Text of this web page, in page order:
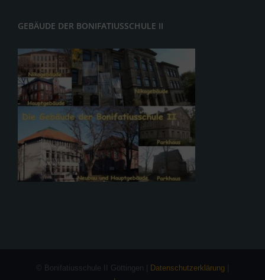
GEBÄUDE DER BONIFATIUSSCHULE II
© Bonifatiusschule II Göttingen | Datenschutzerklärung